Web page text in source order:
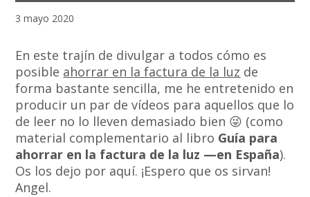
3 mayo 2020
En este trajín de divulgar a todos cómo es
posible ahorrar en la factura de la luz de
forma bastante sencilla, me he entretenido en
producir un par de vídeos para aquellos que lo
de leer no lo lleven demasiado bien 😜 (como
material complementario al libro Guía para
ahorrar en la factura de la luz —en España).
Os los dejo por aquí. ¡Espero que os sirvan!
Angel.